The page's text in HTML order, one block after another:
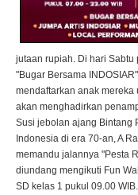
jutaan rupiah. Di hari
"Bugar Bersama
mendaftarkan anak mereka
akan menghadirkan
Susi jebolan ajang Bintang
Indonesia di era 70-an, A
memandu jalannya "Pesta
diundang mengikuti Fun
SD kelas 1 pukul 09.00 WIB.